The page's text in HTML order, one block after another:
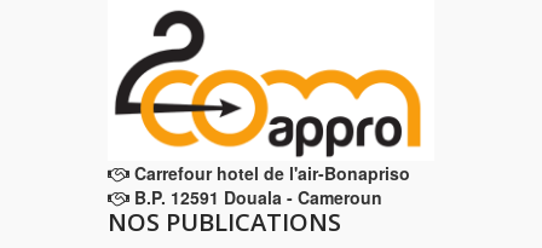
Carrefour hotel de l'air-Bonapriso
B.P. 12591 Douala - Cameroun
NOS PUBLICATIONS